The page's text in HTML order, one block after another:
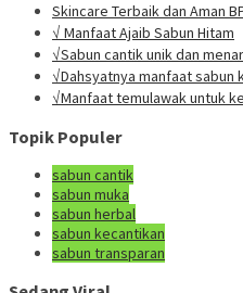
Skincare Terbaik dan Aman
√ Manfaat Ajaib Sabun Hitam
√Sabun cantik unik dan
√Dahsyatnya manfaat sabun
√Manfaat temulawak untuk
Topik Populer
sabun cantik
sabun muka
sabun herbal
sabun kecantikan
sabun transparan